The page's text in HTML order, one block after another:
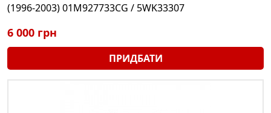
(1996-2003) 01M927733CG / 5WK33307
6 000 грн
ПРИДБАТИ